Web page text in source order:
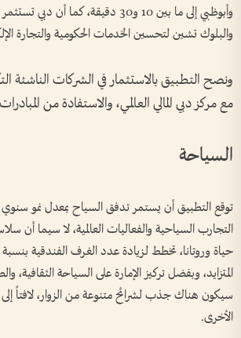
وأبوظبي إلى ما بين 10 و30 دقيقة، كما
والبلوك تشين لتحسين الخدمات الحكومية والتجارة
ونصح التطبيق بالاستثمار في الشركات الناشئة
مع مركز دبي المالي العالمي، والاستفادة من
السياحة
التجارب السياحية والفعاليات العالمية، لا سيما أن
المتزايد، وبفضل تركيز الإمارة على السياحة الثقافية،
سيكون هناك جذب لشرائح متنوعة من الزوار، لافتاً إلى
الأخرى.